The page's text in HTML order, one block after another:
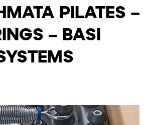
PILATES –
– BASI